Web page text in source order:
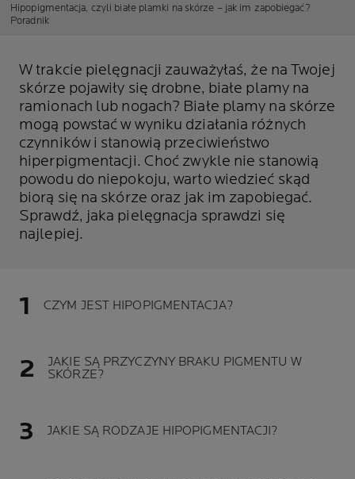
Hipopigmentacja, czyli białe plamki na skórze – jak im zapobiegać?
Poradnik
W trakcie pielęgnacji zauważyłaś, że na Twojej
skórze pojawiły się drobne, białe plamy na
ramionach lub nogach? Białe plamy na skórze
mogą powstać w wyniku działania różnych
czynników i stanowią przeciwieństwo
hiperpigmentacji. Choć zwykle nie stanowią
powodu do niepokoju, warto wiedzieć skąd
biorą się na skórze oraz jak im zapobiegać.
Sprawdź, jaka pielęgnacja sprawdzi się
najlepiej.
CZYM JEST HIPOPIGMENTACJA?
JAKIE SĄ PRZYCZYNY BRAKU PIGMENTU W
SKÓRZE?
JAKIE SĄ RODZAJE HIPOPIGMENTACJI?